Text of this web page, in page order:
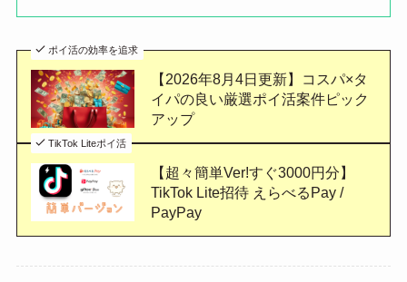
ポイ活の効率を追求
【2026年8月4日更新】コスパ×タ
イパの良い厳選ポイ活案件ピック
アップ
TikTok Liteポイ活
【超々簡単Ver!すぐ3000円分】
TikTok Lite招待 えらべるPay /
PayPay